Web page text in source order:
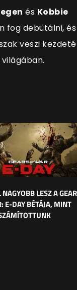
és Kobbie
fog debütálni, és
veszi
LESZ A
E-DAY BÉTÁJA, MINT